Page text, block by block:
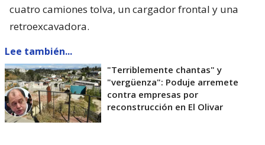
cuatro camiones tolva, un cargador frontal y una
retroexcavadora.
Lee también...
"Terriblemente chantas" y
"vergüenza": Poduje arremete
contra empresas por
reconstrucción en El Olivar